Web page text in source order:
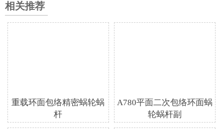
相关推荐
重载环面包络精密蜗轮蜗
杆
A780平面二次包络环面蜗
轮蜗杆副